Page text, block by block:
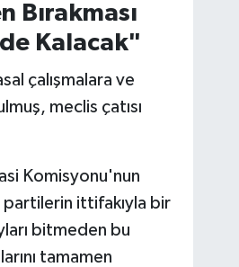
Bırakması
Kalacak"
çalışmalara ve
meclis çatısı
Komisyonu'nun
partilerin ittifakıyla bir
bitmeden bu
tamamen